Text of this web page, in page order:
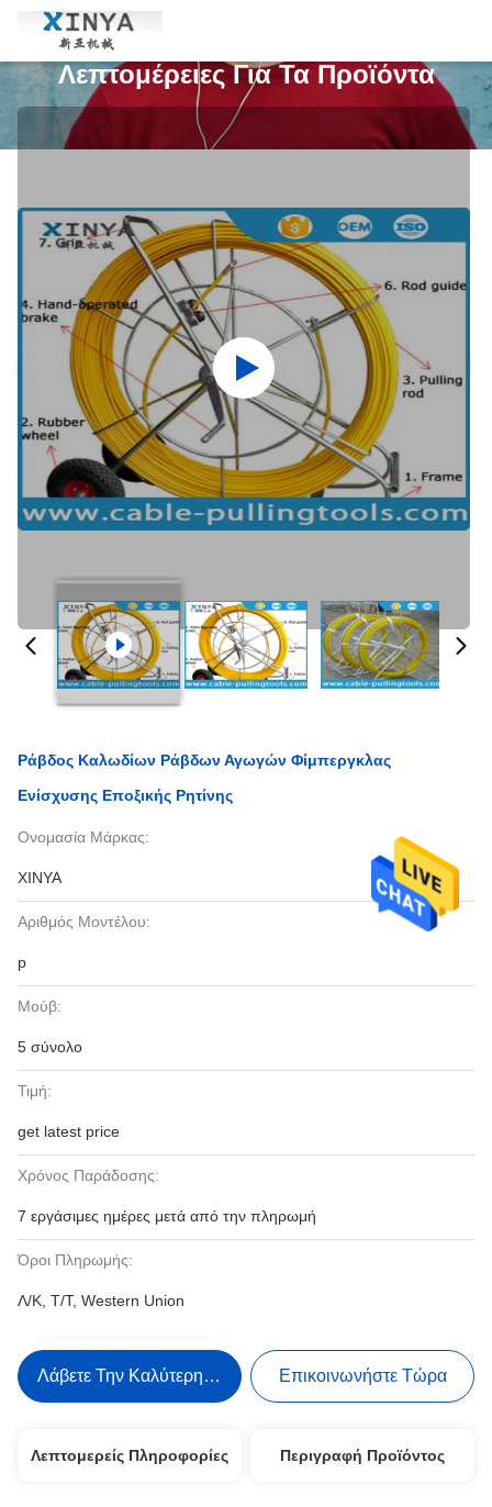
Λεπτομέρειες Για Τα Προϊόντα
Ράβδος Καλωδίων Ράβδων Αγωγών Φίμπεργκλας
Ενίσχυσης Εποξικής Ρητίνης
Ονομασία Μάρκας:
XINYA
Αριθμός Μοντέλου:
p
Μούβ:
5 σύνολο
Τιμή:
get latest price
Χρόνος Παράδοσης:
7 εργάσιμες ημέρες μετά από την πληρωμή
Όροι Πληρωμής:
Λ/Κ, Τ/Τ, Western Union
Λάβετε Την Καλύτερη Τιμή Επικοινωνήστε Τώρα
Λεπτομερείς Πληροφορίες Περιγραφή Προϊόντος